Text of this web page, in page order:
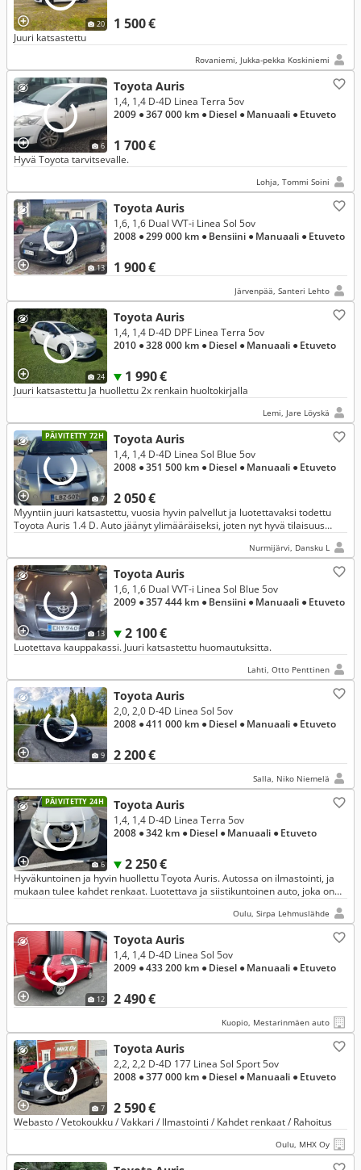
20 1 500 €
Juuri katsastettu
Rovaniemi, Jukka-pekka Koskiniemi
6
Toyota Auris
1 700 €
1,4, 1,4 D-4D Linea Terra 5ov
2009 ● 367 000 km ● Diesel ● Manuaali ● Etuveto
Hyvä Toyota tarvitsevalle.
Lohja, Tommi Soini
13
Toyota Auris
1 900 €
1,6, 1,6 Dual VVT-i Linea Sol 5ov
2008 ● 299 000 km ● Bensiini ● Manuaali ● Etuveto
Järvenpää, Santeri Lehto
24
Toyota Auris
1 990 €
1,4, 1,4 D-4D DPF Linea Terra 5ov
2010 ● 328 000 km ● Diesel ● Manuaali ● Etuveto
Juuri katsastettu Ja huollettu 2x renkain huoltokirjalla
Lemi, Jare Löyskä
PÄIVITETTY 72H
7
Toyota Auris
2 050 €
1,4, 1,4 D-4D Linea Sol Blue 5ov
2008 ● 351 500 km ● Diesel ● Manuaali ● Etuveto
Myyntiin juuri katsastettu, vuosia hyvin palvellut ja luotettavaksi todettu
Toyota Auris 1.4 D. Auto jäänyt ylimääräiseksi, joten nyt hyvä tilaisuus
Nurmijärvi, Dansku L
13
Toyota Auris
2 100 €
1,6, 1,6 Dual VVT-i Linea Sol Blue 5ov
2009 ● 357 444 km ● Bensiini ● Manuaali ● Etuveto
Luotettava kauppakassi. Juuri katsastettu huomautuksitta.
Lahti, Otto Penttinen
9
Toyota Auris
2 200 €
2,0, 2,0 D-4D Linea Sol 5ov
2008 ● 411 000 km ● Diesel ● Manuaali ● Etuveto
Salla, Niko Niemelä
PÄIVITETTY 24H
6
Toyota Auris
2 250 €
1,4, 1,4 D-4D Linea Terra 5ov
2008 ● 342 km ● Diesel ● Manuaali ● Etuveto
Hyväkuntoinen ja hyvin huollettu Toyota Auris. Autossa on ilmastointi, ja
mukaan tulee kahdet renkaat. Luotettava ja siistikuntoinen auto, joka on
Oulu, Sirpa Lehmuslähde
12
Toyota Auris
2 490 €
1,4, 1,4 D-4D Linea Sol 5ov
2009 ● 433 200 km ● Diesel ● Manuaali ● Etuveto
Kuopio, Mestarinmäen auto
7
Toyota Auris
2 590 €
2,2, 2,2 D-4D 177 Linea Sol Sport 5ov
2008 ● 377 000 km ● Diesel ● Manuaali ● Etuveto
Webasto / Vetokoukku / Vakkari / Ilmastointi / Kahdet renkaat / Rahoitus
Oulu, MHX Oy